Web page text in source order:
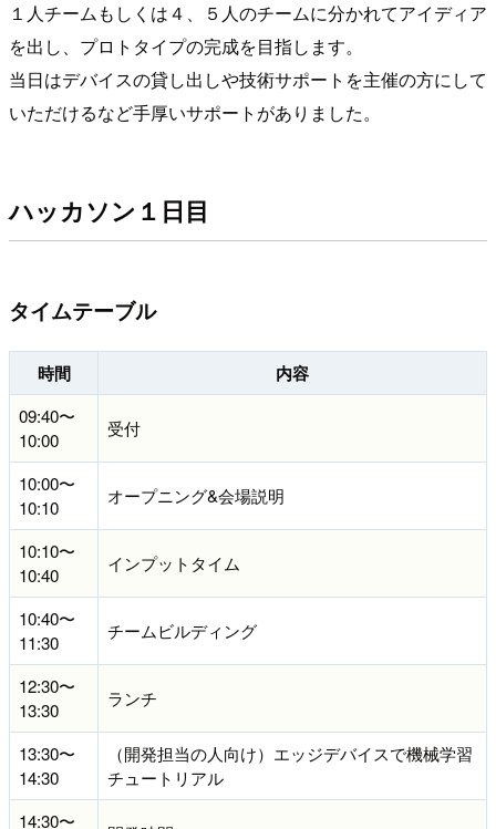
１人チームもしくは４、５人のチームに分かれてアイディア
を出し、プロトタイプの完成を目指します。
当日はデバイスの貸し出しや技術サポートを主催の方にして
いただけるなど手厚いサポートがありました。
ハッカソン１日目
タイムテーブル
時間 内容
09:40〜
10:00
受付
10:00〜
10:10
オープニング&会場説明
10:10〜
10:40
インプットタイム
10:40〜
11:30
チームビルディング
12:30〜
13:30
ランチ
13:30〜
14:30
（開発担当の人向け）エッジデバイスで機械学習
チュートリアル
14:30〜